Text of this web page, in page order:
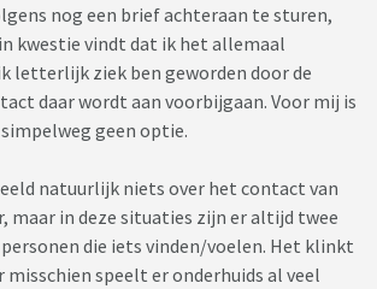
nog een brief achteraan te sturen,
kwestie vindt dat ik het allemaal
letterlijk ziek ben geworden door de
daar wordt aan voorbijgaan. Voor mij is
geen optie.
natuurlijk niets over het contact van
maar in deze situaties zijn er altijd twee
die iets vinden/voelen. Het klinkt
speelt er onderhuids al veel